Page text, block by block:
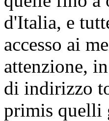
d'Italia, e
accesso ai
attenzione,
di indirizzo
primis quelli